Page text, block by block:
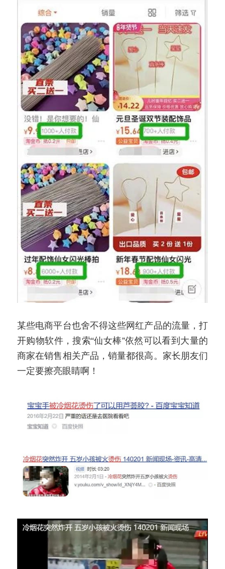
某些电商平台也舍不得这些网红产品的流量，打
开购物软件，搜索“仙女棒”依然可以看到大量的
商家在销售相关产品，销量都很高。家长朋友们
一定要擦亮眼睛啊！